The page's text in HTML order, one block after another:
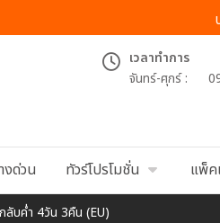
เวลาทำการ
จันทร์-ศุกร์ :
งด่วน ทัวร์โปรโมชั่น แพ็ค
ลับค่ำ 4วัน 3คืน (EU)